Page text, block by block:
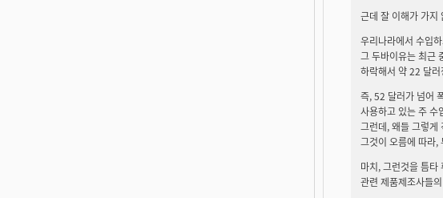
근데 잘 이해가 가지
우리나라에서 수입
그 두바이유는 최근
하락해서 약 22 달
즉, 52 달러가 넘어
사용하고 있는 주 수
그런데, 왜들 그렇게
그것이 오름에 따라,
마치, 그런것을 틈타
관련 제품제조사들